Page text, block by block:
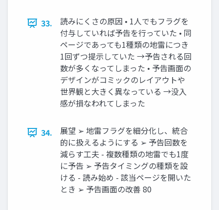
33.
読みにくさの原因 • 1人でもフラグを
付与していれば予告を行っていた • 同
ページであっても1種類の地雷につき
1回ずつ提示していた →予告される回
数が多くなってしまった • 予告画面の
デザインがコミックのレイアウトや
世界観と大きく異なっている →没入
感が損なわれてしまった
34.
展望 ➢ 地雷フラグを細分化し、統合
的に扱えるようにする ➢ 予告回数を
減らす工夫 - 複数種類の地雷でも1度
に予告 ➢ 予告タイミングの種類を設
ける - 読み始め - 該当ページを開いた
とき ➢ 予告画面の改善 80